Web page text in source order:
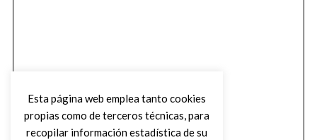
Esta página web emplea tanto cookies
propias como de terceros técnicas, para
recopilar información estadística de su